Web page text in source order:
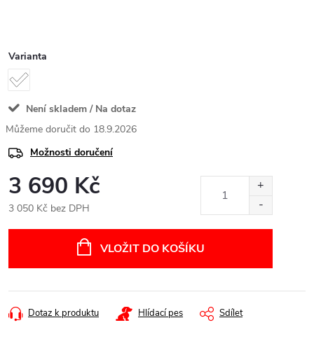
Varianta
Není skladem / Na dotaz
18.9.2026
Možnosti doručení
3 690 Kč
3 050 Kč bez DPH
VLOŽIT DO KOŠÍKU
Dotaz k produktu Hlídací pes Sdílet